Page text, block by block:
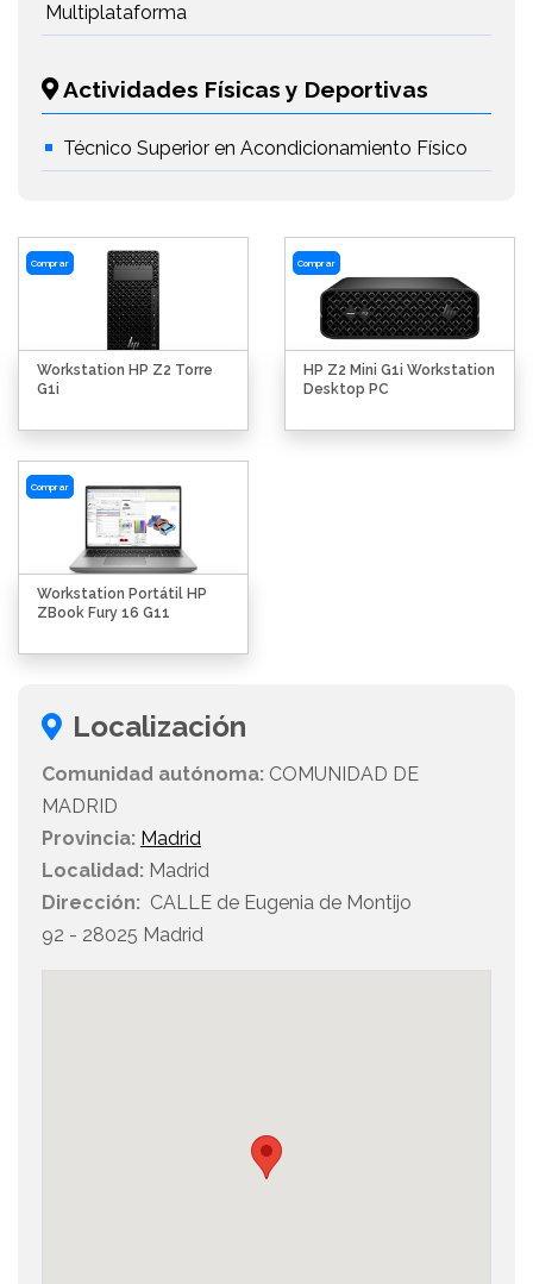
Multiplataforma
Actividades Físicas y Deportivas
Técnico Superior en Acondicionamiento Físico
Comprar
Workstation HP Z2 Torre
G1i
Comprar
HP Z2 Mini G1i Workstation
Desktop PC
Comprar
Workstation Portátil HP
ZBook Fury 16 G11
Localización
Comunidad autónoma: COMUNIDAD DE
MADRID
Provincia: Madrid
Localidad: Madrid
Dirección: CALLE de Eugenia de Montijo
92 - 28025 Madrid